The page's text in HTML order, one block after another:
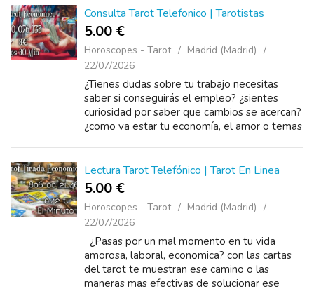
Consulta Tarot Telefonico | Tarotistas
5.00 €
Horoscopes - Tarot
Madrid (Madrid)
22/07/2026
¿Tienes dudas sobre tu trabajo necesitas
saber si conseguirás el empleo? ¿sientes
curiosidad por saber que cambios se acercan?
¿como va estar tu economía, el amor o temas
Lectura Tarot Telefónico | Tarot En Linea
5.00 €
Horoscopes - Tarot
Madrid (Madrid)
22/07/2026
¿Pasas por un mal momento en tu vida
amorosa, laboral, economica? con las cartas
del tarot te muestran ese camino o las
maneras mas efectivas de solucionar ese